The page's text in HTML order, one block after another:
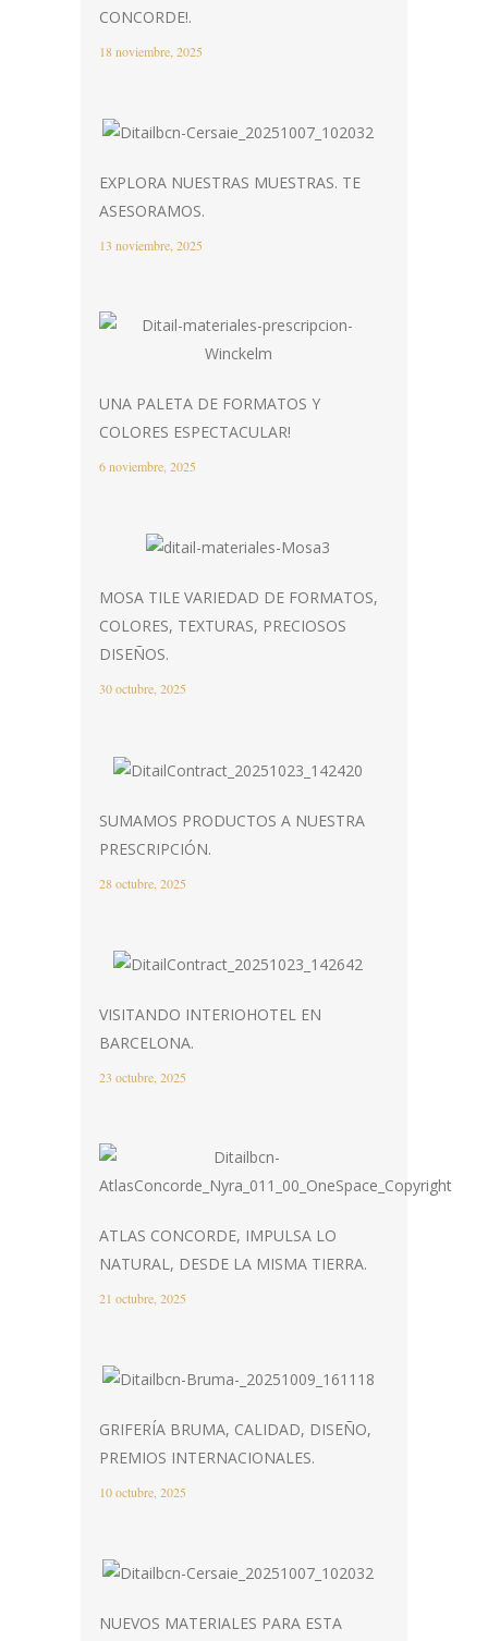
CONCORDE!.
18 noviembre, 2025
EXPLORA NUESTRAS MUESTRAS. TE
ASESORAMOS.
13 noviembre, 2025
UNA PALETA DE FORMATOS Y
COLORES ESPECTACULAR!
6 noviembre, 2025
MOSA TILE VARIEDAD DE FORMATOS,
COLORES, TEXTURAS, PRECIOSOS
DISEÑOS.
30 octubre, 2025
SUMAMOS PRODUCTOS A NUESTRA
PRESCRIPCIÓN.
28 octubre, 2025
VISITANDO INTERIOHOTEL EN
BARCELONA.
23 octubre, 2025
ATLAS CONCORDE, IMPULSA LO
NATURAL, DESDE LA MISMA TIERRA.
21 octubre, 2025
GRIFERÍA BRUMA, CALIDAD, DISEÑO,
PREMIOS INTERNACIONALES.
10 octubre, 2025
NUEVOS MATERIALES PARA ESTA